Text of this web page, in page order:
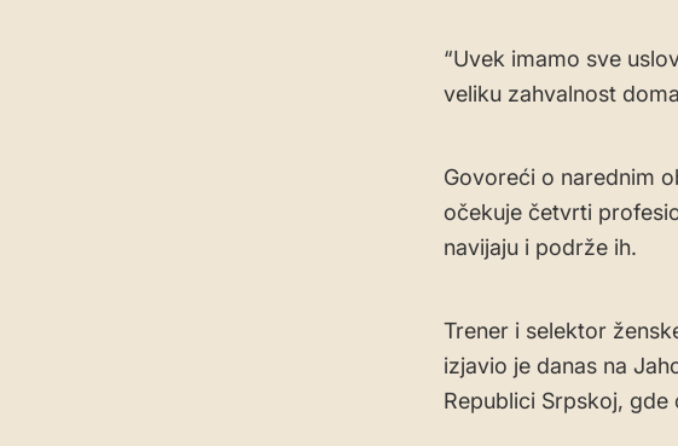
“Uvek imamo sve
veliku zahvalnost
Govoreći o narednim
očekuje četvrti
navijaju i podrže ih.
Trener i selektor
izjavio je danas na
Republici Srpskoj,